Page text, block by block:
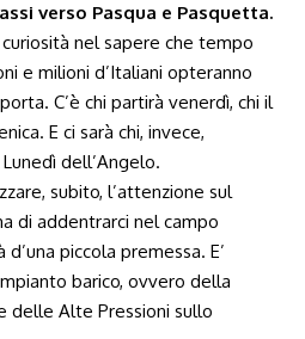
verso Pasqua e Pasquetta.
nel sapere che tempo
e milioni d’Italiani opteranno
C’è chi partirà venerdì, chi il
E ci sarà chi, invece,
dell’Angelo.
subito, l’attenzione sul
di addentrarci nel campo
piccola premessa. E’
barico, ovvero della
delle Alte Pressioni sullo